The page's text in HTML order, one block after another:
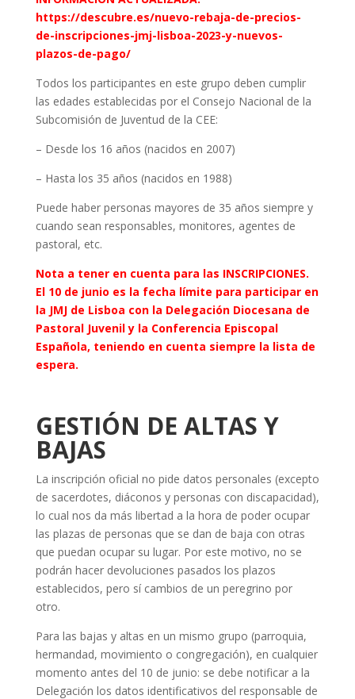
tu grupo puedes utilizar la siguiente ficha de
inscripción:
https://docs.google.com/document/d/1M3q34uW2qoA
4jRUuTw-73E9nLbMkJExO/edit?
usp=share_link&ouid=107644851424690164643&rtpof
=true&sd=true
https://descubre.es/nuevo-rebaja-de-precios-
de-inscripciones-jmj-lisboa-2023-y-nuevos-
plazos-de-pago/
Todos los participantes en este grupo deben cumplir
las edades establecidas por el Consejo Nacional de la
Subcomisión de Juventud de la CEE:
– Desde los 16 años (nacidos en 2007)
– Hasta los 35 años (nacidos en 1988)
Puede haber personas mayores de 35 años siempre y
cuando sean responsables, monitores, agentes de
pastoral, etc.
Nota a tener en cuenta para las INSCRIPCIONES.
El 10 de junio es la fecha límite para participar en
la JMJ de Lisboa con la Delegación Diocesana de
Pastoral Juvenil y la Conferencia Episcopal
Española, teniendo en cuenta siempre la lista de
espera.
GESTIÓN DE ALTAS Y
BAJAS
La inscripción oficial no pide datos personales (excepto
de sacerdotes, diáconos y personas con discapacidad),
lo cual nos da más libertad a la hora de poder ocupar
las plazas de personas que se dan de baja con otras
que puedan ocupar su lugar. Por este motivo, no se
podrán hacer devoluciones pasados los plazos
establecidos, pero sí cambios de un peregrino por
otro.
Para las bajas y altas en un mismo grupo (parroquia,
hermandad, movimiento o congregación), en cualquier
momento antes del 10 de junio: se debe notificar a la
Delegación los datos identificativos del responsable de